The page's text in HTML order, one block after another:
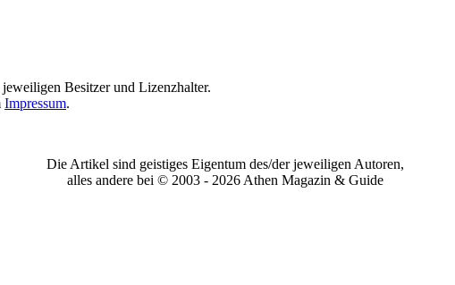
Besitzer und Lizenzhalter.
Impressum.
Die Artikel sind geistiges Eigentum des/der jeweiligen Autoren,
alles andere bei © 2003 - 2026 Athen Magazin & Guide